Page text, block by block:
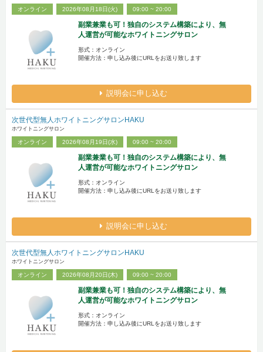
オンライン 2026年08月18日(火) 09:00 ~ 20:00
副業兼業も可！独自のシステム構築により、無
人運営が可能なホワイトニングサロン
形式：オンライン
開催方法：申し込み後にURLをお送り致します
説明会に申し込む
次世代型無人ホワイトニングサロンHAKU
ホワイトニングサロン
オンライン 2026年08月19日(水) 09:00 ~ 20:00
副業兼業も可！独自のシステム構築により、無
人運営が可能なホワイトニングサロン
形式：オンライン
開催方法：申し込み後にURLをお送り致します
説明会に申し込む
次世代型無人ホワイトニングサロンHAKU
ホワイトニングサロン
オンライン 2026年08月20日(木) 09:00 ~ 20:00
副業兼業も可！独自のシステム構築により、無
人運営が可能なホワイトニングサロン
形式：オンライン
開催方法：申し込み後にURLをお送り致します